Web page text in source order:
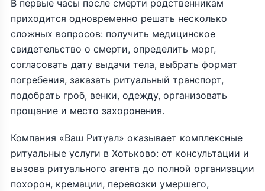
В первые часы после смерти родственникам
приходится одновременно решать несколько
сложных вопросов: получить медицинское
свидетельство о смерти, определить морг,
согласовать дату выдачи тела, выбрать формат
погребения, заказать ритуальный транспорт,
подобрать гроб, венки, одежду, организовать
прощание и место захоронения.
Компания «Ваш Ритуал» оказывает комплексные
ритуальные услуги в Хотьково: от консультации и
вызова ритуального агента до полной организации
похорон, кремации, перевозки умершего,